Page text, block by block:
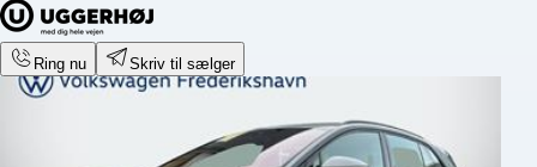
Ring nu Skriv til sælger